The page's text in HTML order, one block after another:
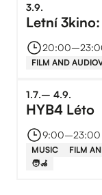
3.9.
Letní
20:00–⁠
FILM AND
1.7.–⁠ 4.9.
HYB4 Léto
9:00–⁠23:00
MUSIC FILM
🧑‍🦽